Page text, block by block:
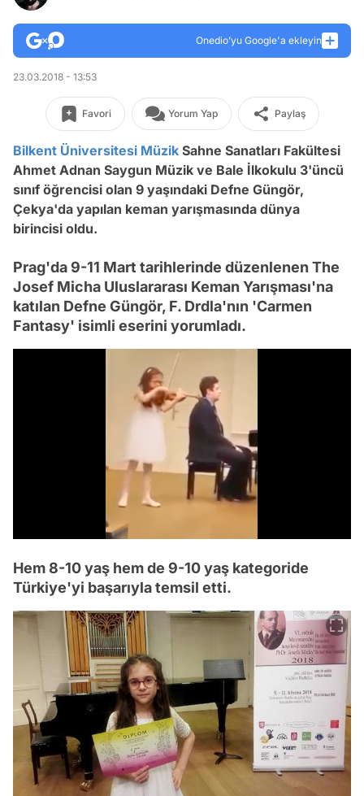
Onedio’yu Google'a ekleyin
23.03.2018 - 13:53
Favori Yorum Yap Paylaş
Bilkent Üniversitesi Müzik Sahne Sanatları Fakültesi
Ahmet Adnan Saygun Müzik ve Bale İlkokulu 3'üncü
sınıf öğrencisi olan 9 yaşındaki Defne Güngör,
Çekya'da yapılan keman yarışmasında dünya
birincisi oldu.
Prag'da 9-11 Mart tarihlerinde düzenlenen The
Josef Micha Uluslararası Keman Yarışması'na
katılan Defne Güngör, F. Drdla'nın 'Carmen
Fantasy' isimli eserini yorumladı.
Hem 8-10 yaş hem de 9-10 yaş kategoride
Türkiye'yi başarıyla temsil etti.